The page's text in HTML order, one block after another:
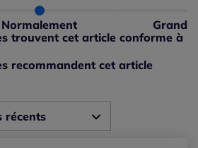
Normalement Grand
: 100%
trouvent cet article conforme à
recommandent cet article
récents